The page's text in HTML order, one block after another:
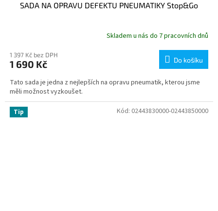
SADA NA OPRAVU DEFEKTU PNEUMATIKY Stop&Go
Skladem u nás do 7 pracovních dnů
1 397 Kč bez DPH
1 690 Kč Do košíku
Tato sada je jedna z nejlepších na opravu pneumatik, kterou jsme
měli možnost vyzkoušet.
Tip Kód: 02443830000-02443850000